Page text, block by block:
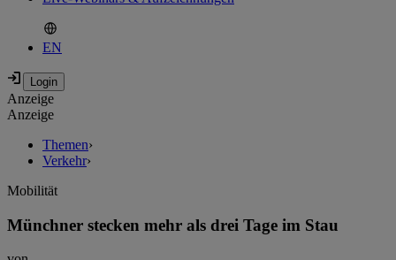
EN
Anzeige
Anzeige
Themen›
Verkehr›
Mobilität
Münchner stecken mehr als drei Tage im Stau